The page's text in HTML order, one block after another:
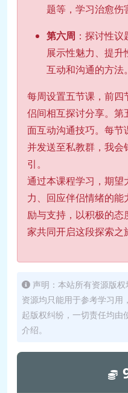
题等，学习治愈伤
第六周 ：探讨性
展示性魅力、提
互动和沟通的方法。
每周设置五节课，前
侣间相互探讨分享。
面互动沟通技巧。每
并发送至私教群，我会
引。
通过本课程学习，期
力、回应伴侣情绪的
励与支持，以积极的
家共同开启这段探索之
声明：本站所有资源版
资源均只能用于参考学习用
起版权纠纷，一切责任均由
介绍。